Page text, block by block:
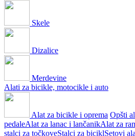
Skele
Dizalice
Merdevine
Alati za bicikle, motocikle i auto
Alat za bicikle i oprema Opšti
pedaleAlat za lanac i lančanikAlat za
stalci za točkoveStalci za biciklSetovi